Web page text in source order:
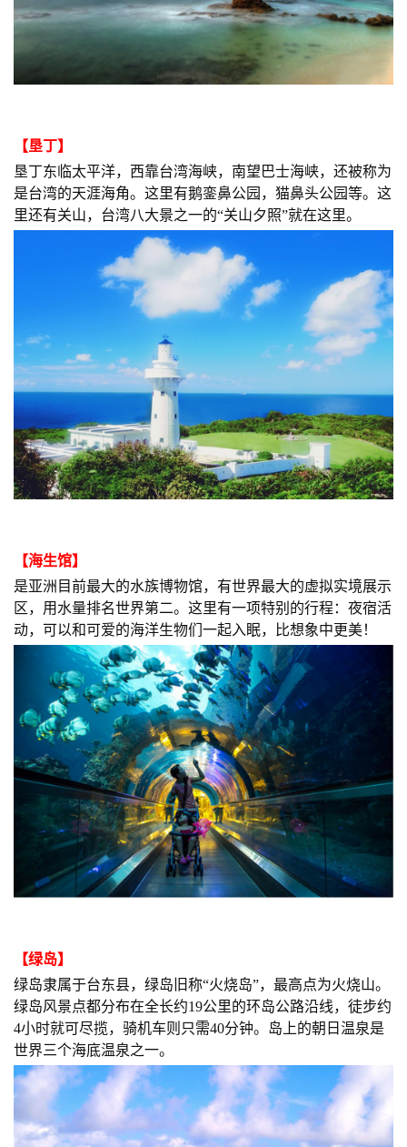
【垦丁】
垦丁东临太平洋，西靠台湾海峡，南望巴士海峡，还被称为
是台湾的天涯海角。这里有鹅銮鼻公园，猫鼻头公园等。这
里还有关山，台湾八大景之一的“关山夕照”就在这里。
【海生馆】
是亚洲目前最大的水族博物馆，有世界最大的虚拟实境展示
区，用水量排名世界第二。这里有一项特别的行程：夜宿活
动，可以和可爱的海洋生物们一起入眠，比想象中更美！
【绿岛】
绿岛隶属于台东县，绿岛旧称“火烧岛”，最高点为火烧山。
绿岛风景点都分布在全长约19公里的环岛公路沿线，徒步约
4小时就可尽揽，骑机车则只需40分钟。岛上的朝日温泉是
世界三个海底温泉之一。